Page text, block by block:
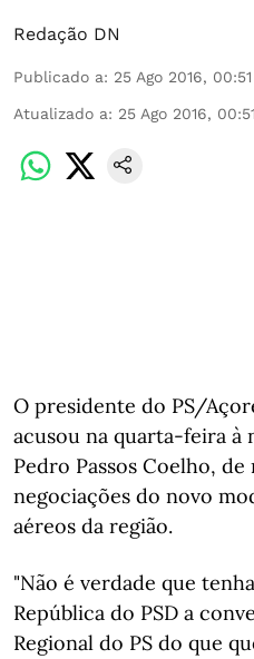
Redação DN
Publicado a: 25 Ago 2016, 00:51
Atualizado a: 25 Ago 2016, 00:51
O presidente do PS/
acusou na quarta-feira à
Pedro Passos Coelho,
negociações do novo
aéreos da região.
"Não é verdade que
República do PSD a
Regional do PS do que